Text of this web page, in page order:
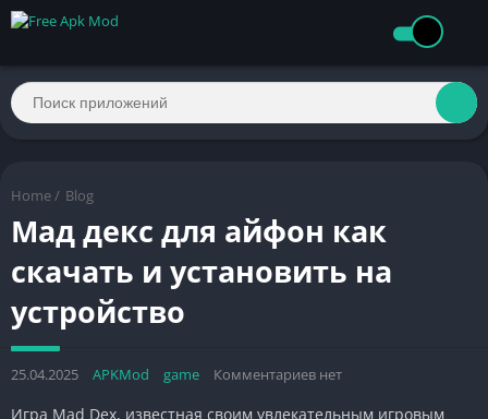
Home / Blog
Мад декс для айфон как
скачать и установить на
устройство
25.04.2025 APKMod game Комментариев нет
Игра Mad Dex, известная своим увлекательным игровым